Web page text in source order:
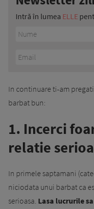
Intră în lumea ELLE
In continuare ti-am
barbat bun:
1. Incerci
relatie
In primele saptamani
niciodata unui barbat ca
serioasa. Lasa lucrurile